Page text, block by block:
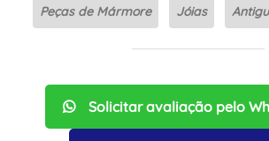
Peças de Mármore Jóias
Solicitar avaliação pelo